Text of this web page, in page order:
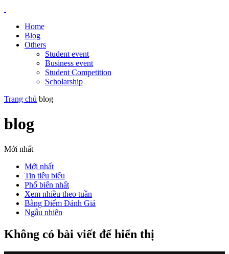
Home
Blog
Others
Student event
Business event
Student Competition
Scholarship
Trang chủ blog
blog
Mới nhất
Mới nhất
Tin tiêu biểu
Phổ biến nhất
Xem nhiều theo tuần
Bằng Điểm Đánh Giá
Ngẫu nhiên
Không có bài viết để hiển thị